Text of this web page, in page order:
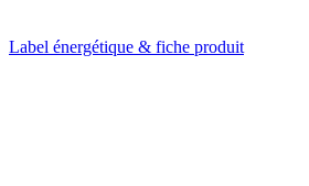
Label énergétique & fiche produit